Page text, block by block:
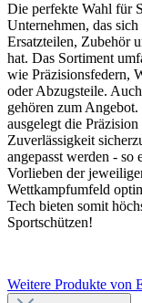
Die perfekte Wahl für
Unternehmen, das
Ersatzteilen, Zubehör
hat. Das Sortiment
wie Präzisionsfedern,
oder Abzugsteile.
gehören zum
ausgelegt die
Zuverlässigkeit
angepasst werden - so
Vorlieben der
Wettkampfumfeld
Tech bieten somit
Sportschützen!
Weitere Produkte von